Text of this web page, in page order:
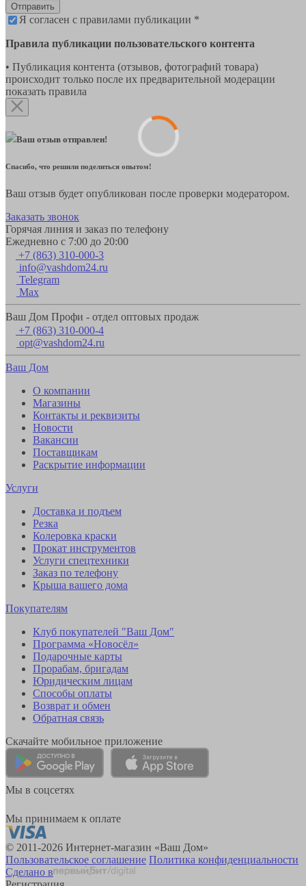
Отправить
Я согласен с правилами публикации *
Правила публикации пользовательского контента
• Публикация контента (отзывов, фотографий товара)
происходит только после их предварительной модерации
показать правила
Ваш отзыв отправлен!
Спасибо, что решили поделиться опытом!
Ваш отзыв будет опубликован после проверки модератором.
Заказать звонок
Горячая линия и заказ по телефону
Ежедневно с 7:00 до 20:00
+7 (863) 310-000-3
info@vashdom24.ru
Telegram
Max
Ваш Дом Профи - отдел оптовых продаж
+7 (863) 310-000-4
opt@vashdom24.ru
Ваш Дом
О компании
Магазины
Контакты и реквизиты
Новости
Вакансии
Поставщикам
Раскрытие информации
Услуги
Доставка и подъем
Резка
Колеровка краски
Прокат инструментов
Услуги спецтехники
Заказ по телефону
Крыша вашего дома
Покупателям
Клуб покупателей "Ваш Дом"
Программа «Новосёл»
Подарочные карты
Прорабам, бригадам
Юридическим лицам
Способы оплаты
Возврат и обмен
Обратная связь
Скачайте мобильное приложение
Мы в соцсетях
Мы принимаем к оплате
© 2011-2026 Интернет-магазин «Ваш Дом»
Пользовательское соглашение Политика конфиденциальности
Сделано в